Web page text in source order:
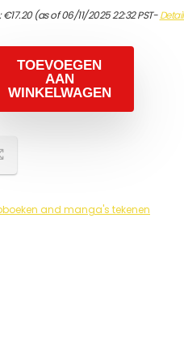
€17.20(as of 06/11/2025 22:32 PST-
TOEVOEGEN
AAN
WINKELWAGEN
and manga's tekenen